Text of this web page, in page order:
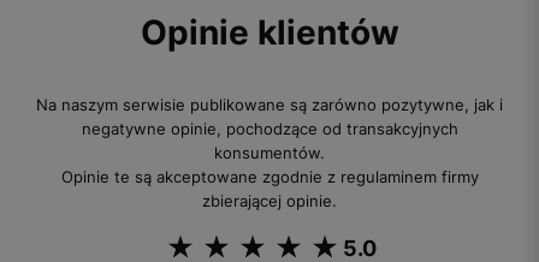
Opinie klientów
Na naszym serwisie publikowane są zarówno pozytywne, jak i
negatywne opinie, pochodzące od transakcyjnych
konsumentów.
Opinie te są akceptowane zgodnie z regulaminem firmy
zbierającej opinie.
5.0